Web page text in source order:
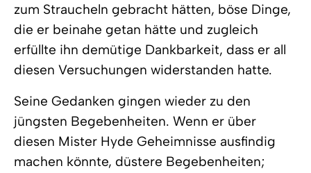
zum Straucheln gebracht hätten, böse Dinge,
die er beinahe getan hätte und zugleich
erfüllte ihn demütige Dankbarkeit, dass er all
diesen Versuchungen widerstanden hatte.
Seine Gedanken gingen wieder zu den
jüngsten Begebenheiten. Wenn er über
diesen Mister Hyde Geheimnisse ausfindig
machen könnte, düstere Begebenheiten;